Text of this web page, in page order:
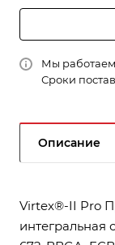
Мы
Сроки
Описание
Virtex®-II Pro
интегральная